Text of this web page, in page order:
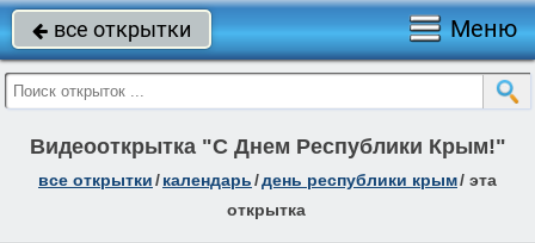
 все открытки Меню
Видеооткрытка "С Днем Республики Крым!"
все открытки/календарь/день республики крым/ эта
открытка